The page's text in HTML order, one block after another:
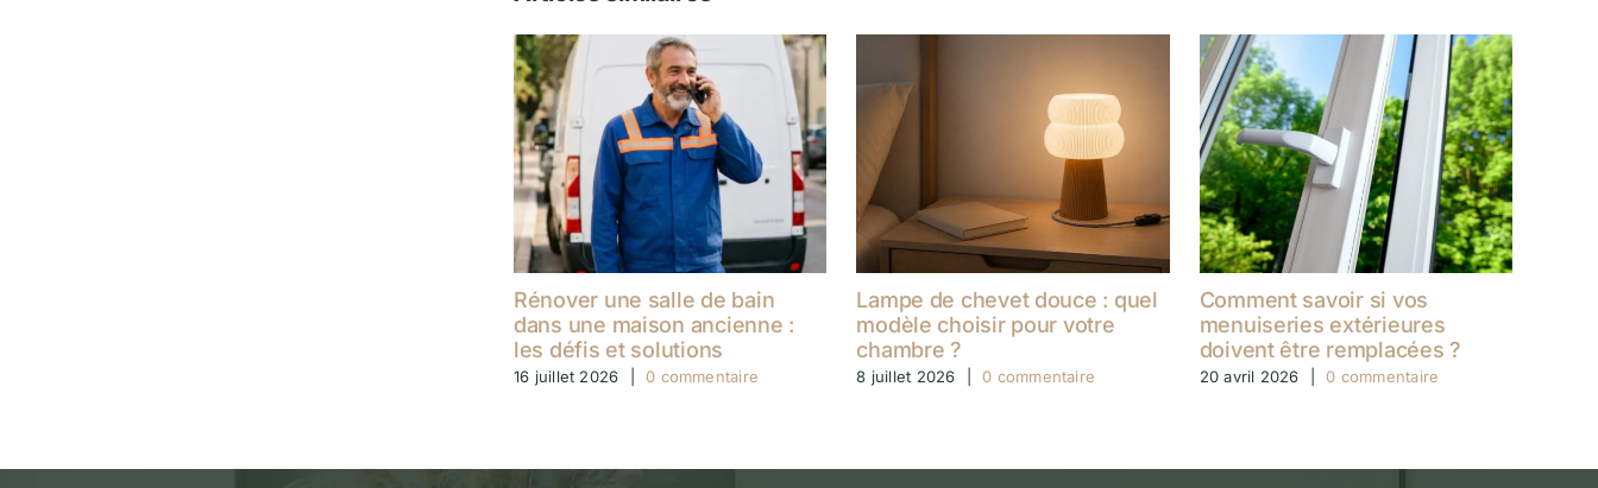
Rénover une salle de bain
dans une maison ancienne :
les défis et solutions
16 juillet 2026 0 commentaire
Lampe de chevet douce : quel
modèle choisir pour votre
chambre ?
8 juillet 2026 0 commentaire
Comment savoir si vos
menuiseries extérieures
doivent être remplacées ?
20 avril 2026 0 commentaire